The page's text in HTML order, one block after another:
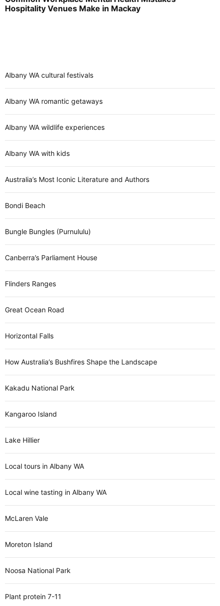
Hospitality Venues Make in Mackay
Albany WA cultural festivals
Albany WA romantic getaways
Albany WA wildlife experiences
Albany WA with kids
Australia’s Most Iconic Literature and Authors
Bondi Beach
Bungle Bungles (Purnululu)
Canberra’s Parliament House
Flinders Ranges
Great Ocean Road
Horizontal Falls
How Australia’s Bushfires Shape the Landscape
Kakadu National Park
Kangaroo Island
Lake Hillier
Local tours in Albany WA
Local wine tasting in Albany WA
McLaren Vale
Moreton Island
Noosa National Park
Plant protein 7-11